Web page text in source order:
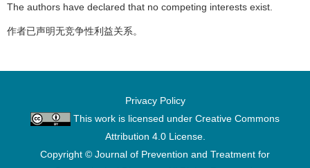
The authors have declared that no competing interests exist.
作者已声明无竞争性利益关系。
Privacy Policy
This work is licensed under Creative Commons
Attribution 4.0 License.
Copyright © Journal of Prevention and Treatment for